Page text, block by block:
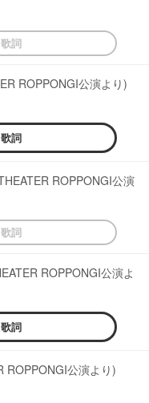
歌詞
ROPPONGI公演より)
歌詞
ROPPONGI公演
歌詞
ROPPONGI公演よ
歌詞
ROPPONGI公演より)